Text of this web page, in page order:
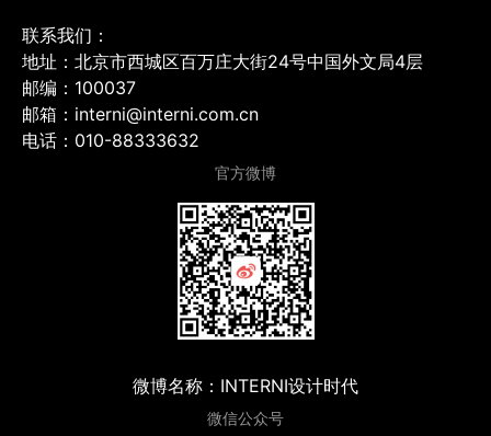
联系我们：
地址：北京市西城区百万庄大街24号中国外文局4层
邮编：100037
邮箱：interni@interni.com.cn
电话：010-88333632
官方微博
微博名称：INTERNI设计时代
微信公众号